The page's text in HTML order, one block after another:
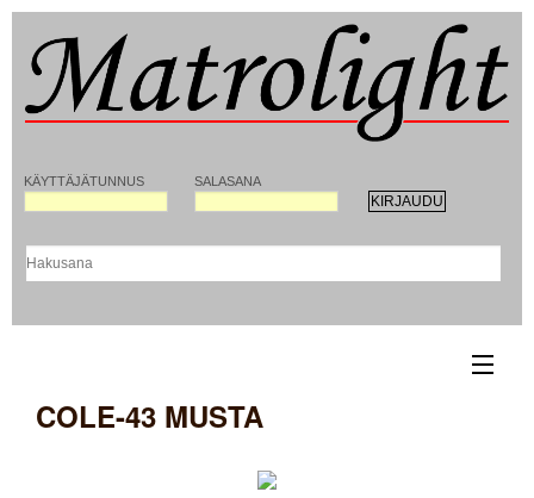
KÄYTTÄJÄTUNNUS SALASANA
ETUSIVU
COLE-43 MUSTA